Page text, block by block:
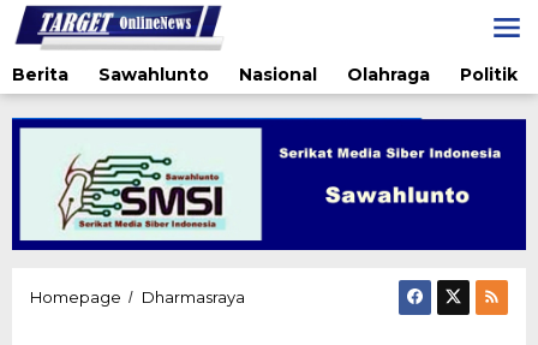
Lewati
ke
konten
Berita
Sawahlunto Nasional Olahraga Politik
Homepage / Dharmasraya